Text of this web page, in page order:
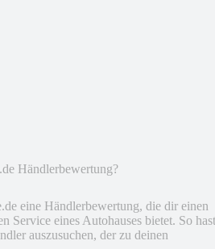
Händlerbewertung?
eine Händlerbewertung, die dir einen
Service eines Autohauses bietet. So hast
auszusuchen, der zu deinen